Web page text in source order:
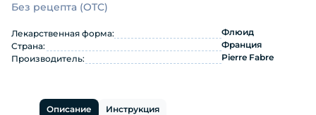
A-Derma Phys-AC Флюид против
Без рецепта (OTC)
Лекарственная форма:
Флюид
Страна:
Франция
Производитель:
Pierre Fabre
Описание Инструкция